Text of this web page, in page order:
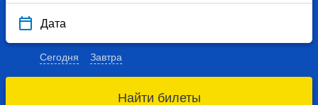
Дата
Сегодня Завтра
Найти билеты